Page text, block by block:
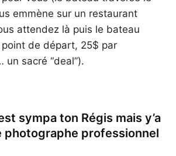
emmène sur un restaurant
attendez là puis le bateau
de départ, 25$ par
un sacré “deal”).
sympa ton Régis mais y’a
photographe professionnel